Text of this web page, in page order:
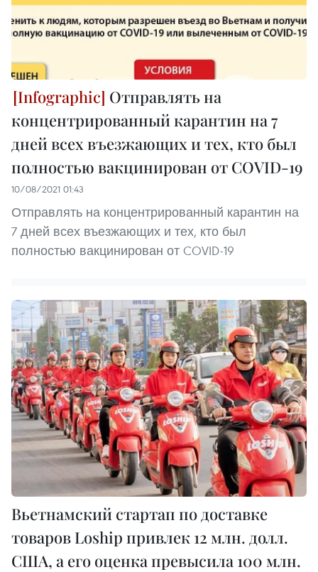
Отправлять на
концентрированный карантин на 7
дней всех въезжающих и тех, кто был
полностью вакцинирован от COVID-19
10/08/2021 01:43
Отправлять на концентрированный карантин на
7 дней всех въезжающих и тех, кто был
полностью вакцинирован от COVID-19
Вьетнамский стартап по доставке
товаров Loship привлек 12 млн. долл.
США, а его оценка превысила 100 млн.